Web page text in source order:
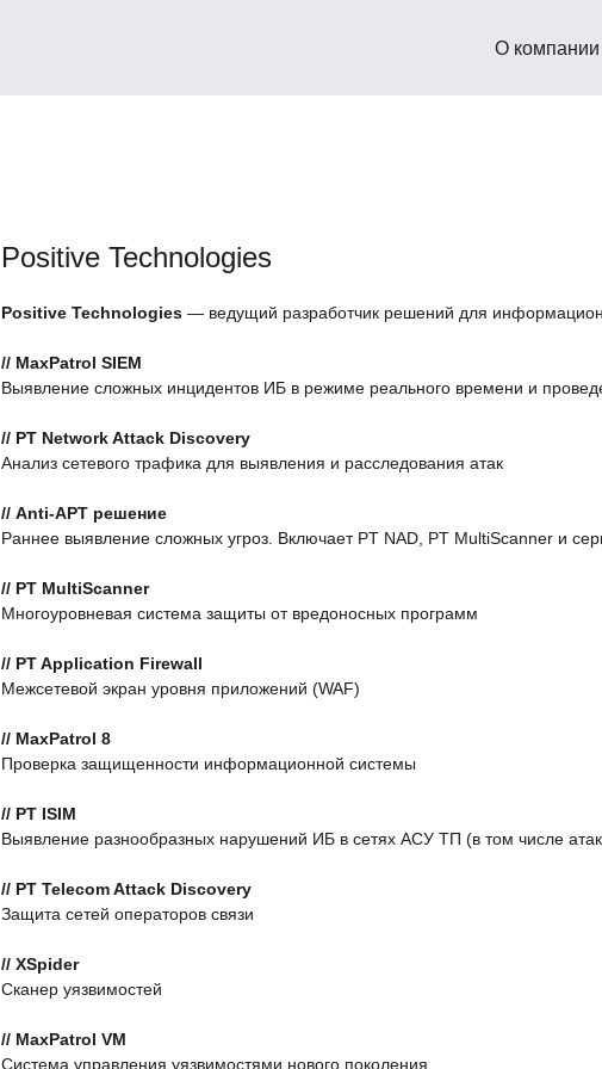
О компании
Positive Technologies
Positive Technologies — ведущий разработчик решений для
// MaxPatrol SIEM
Выявление сложных инцидентов ИБ в режиме реального времени и
// PT Network Attack Discovery
Анализ сетевого трафика для выявления и расследования атак
// Anti-APT решение
Раннее выявление сложных угроз. Включает PT NAD, PT MultiScanner и
// PT MultiScanner
Многоуровневая система защиты от вредоносных программ
// PT Application Firewall
Межсетевой экран уровня приложений (WAF)
// MaxPatrol 8
Проверка защищенности информационной системы
// PT ISIM
Выявление разнообразных нарушений ИБ в сетях АСУ ТП (в том числе
// PT Telecom Attack Discovery
Защита сетей операторов связи
// XSpider
Сканер уязвимостей
// MaxPatrol VM
Система управления уязвимостями нового поколения